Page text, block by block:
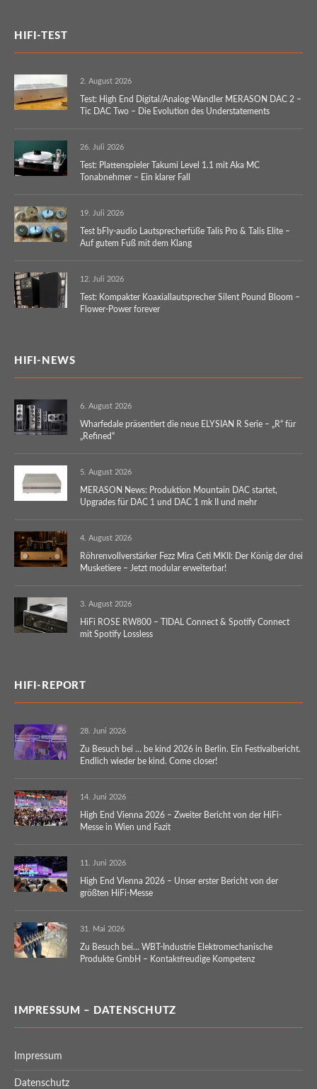
HIFI-TEST
2. August 2026
Test: High End Digital/Analog-Wandler MERASON DAC 2 –
Tic DAC Two – Die Evolution des Understatements
26. Juli 2026
Test: Plattenspieler Takumi Level 1.1 mit Aka MC
Tonabnehmer – Ein klarer Fall
19. Juli 2026
Test bFly-audio Lautsprecherfüße Talis Pro & Talis Elite –
Auf gutem Fuß mit dem Klang
12. Juli 2026
Test: Kompakter Koaxiallautsprecher Silent Pound Bloom –
Flower-Power forever
HIFI-NEWS
6. August 2026
Wharfedale präsentiert die neue ELYSIAN R Serie – „R“ für
„Refined“
5. August 2026
MERASON News: Produktion Mountain DAC startet,
Upgrades für DAC 1 und DAC 1 mk II und mehr
4. August 2026
Röhrenvollverstärker Fezz Mira Ceti MKII: Der König der drei
Musketiere – Jetzt modular erweiterbar!
3. August 2026
HiFi ROSE RW800 – TIDAL Connect & Spotify Connect
mit Spotify Lossless
HIFI-REPORT
28. Juni 2026
Zu Besuch bei … be kind 2026 in Berlin. Ein Festivalbericht.
Endlich wieder be kind. Come closer!
14. Juni 2026
High End Vienna 2026 – Zweiter Bericht von der HiFi-
Messe in Wien und Fazit
11. Juni 2026
High End Vienna 2026 – Unser erster Bericht von der
größten HiFi-Messe
31. Mai 2026
Zu Besuch bei… WBT-Industrie Elektromechanische
Produkte GmbH – Kontaktfreudige Kompetenz
IMPRESSUM – DATENSCHUTZ
Impressum
Datenschutz